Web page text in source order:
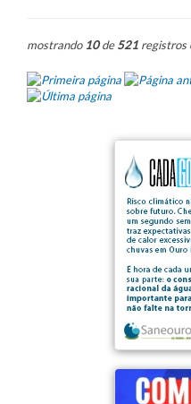
mostrando 10de521 registros